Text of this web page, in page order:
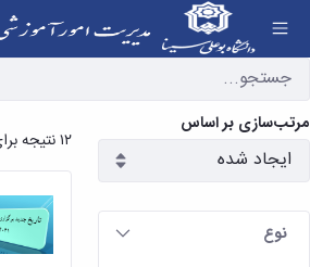
آرشیو اخبار - مدیریت امور آموزشی
مرتب‌سازی بر اساس
نوع
۱۲ نتیجه برای